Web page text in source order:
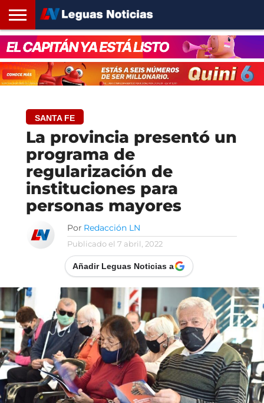
INICIO
SANTA
FE
ROSARIO24
REGIONES
ARGENTINA
OPINIÓN
CONTACTO
SANTA FE
La provincia presentó un
programa de
regularización de
instituciones para
personas mayores
Por Redacción LN
Publicado el 7 abril, 2022
Añadir Leguas Noticias a